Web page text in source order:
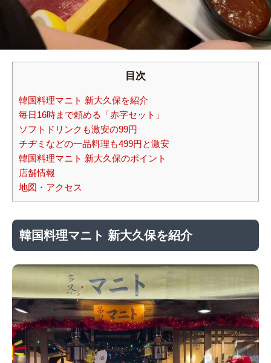
目次
韓国料理マニト 新大久保を紹介
毎日16時まで頼める「赤字セット」
ソフトドリンクも激安の99円
チヂミなどの一品料理も499円と激安
韓国料理マニト 新大久保のポイント
店舗情報
地図・アクセス
韓国料理マニト 新大久保を紹介